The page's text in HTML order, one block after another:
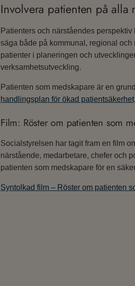
Involvera patienten på alla
Patienters och närståendes
säga både på kommunal, regional
patienter i planeringen och
verksamhetsutveckling.
Patienten som medskapare är en
handlingsplan för ökad patientsäkerhet.
Film: Röster om patienten som
Socialstyrelsen har tagit fram en film
närstående, medarbetare, chefer och
patienten som medskapare för en
Syntolkad film – Röster om patienten